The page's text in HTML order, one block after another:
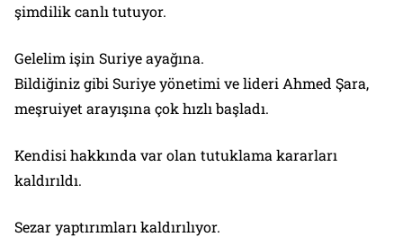
şimdilik canlı tutuyor.
Gelelim işin Suriye ayağına.
Bildiğiniz gibi Suriye yönetimi ve lideri Ahmed Şara,
meşruiyet arayışına çok hızlı başladı.
Kendisi hakkında var olan tutuklama kararları
kaldırıldı.
Sezar yaptırımları kaldırılıyor.